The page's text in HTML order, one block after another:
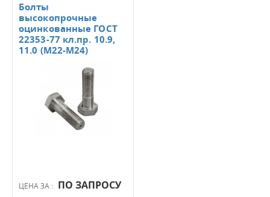
ЦЕНА ЗА : ПО ЗАПРОСУ
Болты
высокопрочные
оцинкованные ГОСТ
22353-77 кл.пр. 10.9,
11.0 (М22-М24)